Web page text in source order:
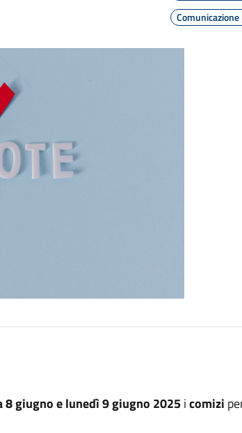
8 giugno e lunedì 9 giugno 2025icomizi